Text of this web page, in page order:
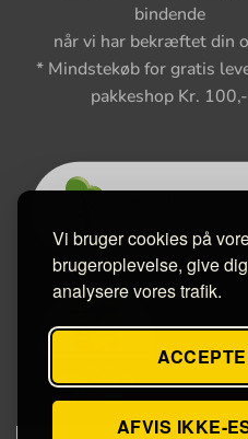
Vi bruger cookies på
brugeroplevelse, give
analysere vores trafik.
AFVIS IKKE-
bindende
når vi har bekræftet din
* Mindstekøb for gratis
pakkeshop Kr. 100,-